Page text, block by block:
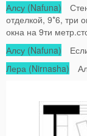
Алсу (Nafuna)
отделкой, 9*6, три
окна на 9ти
Алсу (Nafuna)
Лера (Nirnasha)